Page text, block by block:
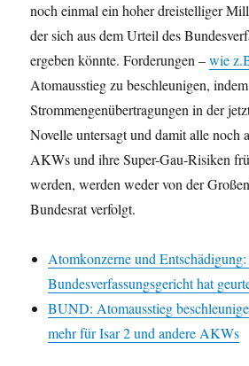
noch einmal ein hoher dreistelliger
der sich aus dem Urteil des
ergeben könnte. Forderungen –wie
Atomausstieg zu beschleunigen,
Strommengenübertragungen in der
Novelle untersagt und damit alle noch
AKWs und ihre Super-Gau-Risiken
werden, werden weder von der
Bundesrat verfolgt.
Atomkonzerne und
Bundesverfassungsgericht hat
BUND: Atomausstieg
mehr für Isar 2 und andere AKWs